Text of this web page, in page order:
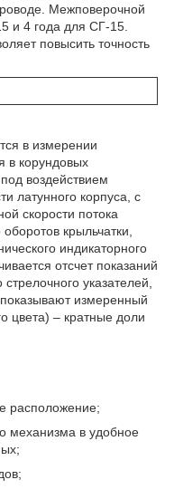
Межповерочной
и 4 года для СГ-15.
повысить точность
в измерении
в корундовых
воздействием
латунного корпуса, с
скорости потока
крыльчатки,
индикаторного
отсчет показаний
указателей,
измеренный
цвета) – кратные доли
расположение;
механизма в удобное